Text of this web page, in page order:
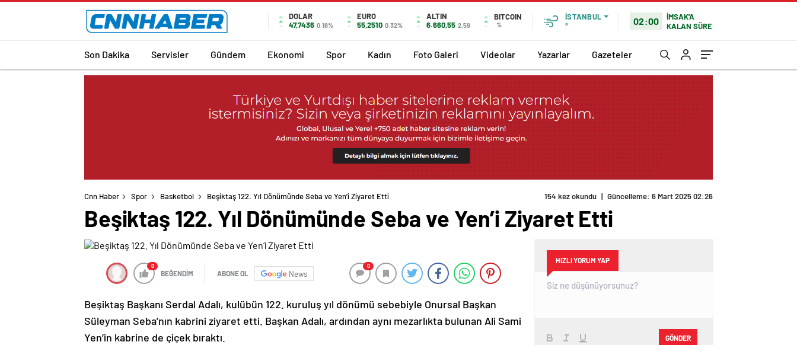
DOLAR
47,7436 0.18%
EURO
55,2510 0.32%
ALTIN
6.660,55 2,59
BITCOIN
%
İSTANBUL
°
02:00
İMSAK'A
KALAN SÜRE
Son Dakika Servisler Gündem Ekonomi Spor Kadın Foto Galeri Videolar Yazarlar Gazeteler
Cnn Haber Spor Basketbol Beşiktaş 122. Yıl Dönümünde Seba ve Yen’i Ziyaret Etti 154 kez okundu | Güncelleme: 6 Mart 2025 02:26
Beşiktaş 122. Yıl Dönümünde Seba ve Yen’i Ziyaret Etti
0
BEĞENDİM ABONE OL News
0
Beşiktaş Başkanı Serdal Adalı, kulübün 122. kuruluş yıl dönümü sebebiyle Onursal Başkan
Süleyman Seba’nın kabrini ziyaret etti. Başkan Adalı, ardından aynı mezarlıkta bulunan Ali Sami
Yen’in kabrine de çiçek bıraktı.
HIZLI YORUM YAP
GÖNDER